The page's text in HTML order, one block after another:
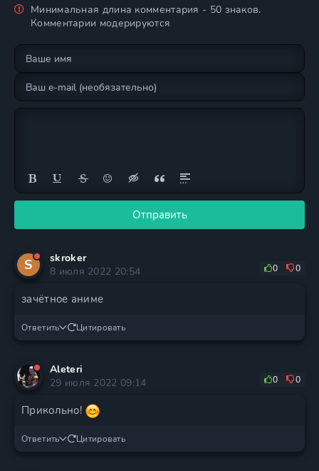
Минимальная длина комментария - 50 знаков.
Комментарии модерируются
Отправить
S
skroker
8 июля 2022 20:54
0 0
зачётное аниме
Ответить Цитировать
Aleteri
29 июля 2022 09:14
0 0
Прикольно!
Ответить Цитировать